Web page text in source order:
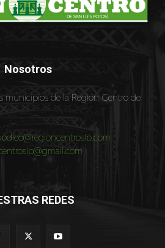
Nosotros
municipios de la Región Centro de
REDES